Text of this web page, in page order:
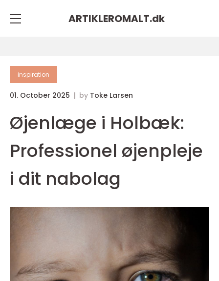
ARTIKLEROMALT.dk
inspiration
01. October 2025 by Toke Larsen
Øjenlæge i Holbæk:
Professionel øjenpleje
i dit nabolag